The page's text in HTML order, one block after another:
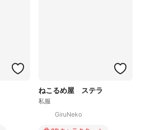
ねこるめ屋 ステラ
私服
GiruNeko